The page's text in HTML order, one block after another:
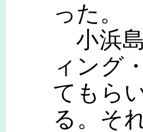
った。
小浜
ィング
てもら
る。そ